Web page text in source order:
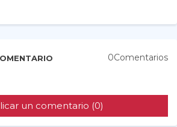
0Comentarios
un comentario (0)